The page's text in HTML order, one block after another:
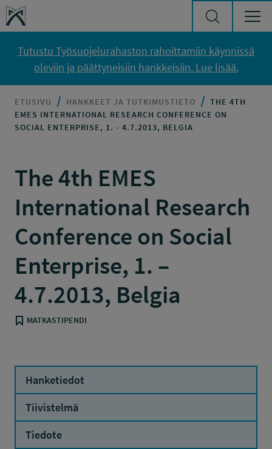
Siirry sisältöön
Työsuojelurahasto
Tutustu Työsuojelurahaston rahoittamiin käynnissä
oleviin ja päättyneisiin hankkeisiin. Lue lisää.
ETUSIVU HANKKEET JA TUTKIMUSTIETO
THE 4TH
EMES INTERNATIONAL RESEARCH CONFERENCE ON
SOCIAL ENTERPRISE, 1. - 4.7.2013, BELGIA
The 4th EMES
International Research
Conference on Social
Enterprise, 1. –
4.7.2013, Belgia
MATKASTIPENDI
Hanketiedot
Tiivistelmä
Tiedote